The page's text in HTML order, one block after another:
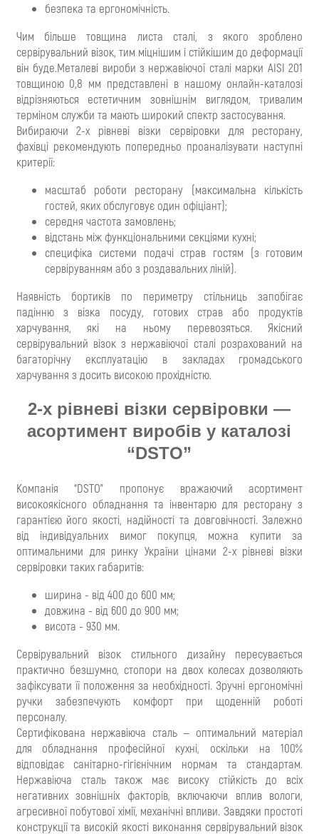
безпека та ергономічність.
Чим більше товщина листа сталі, з якого зроблено
сервірувальний візок, тим міцнішим і стійкішим до деформації
він буде.Металеві вироби з нержавіючої сталі марки AISI 201
товщиною 0,8 мм представлені в нашому онлайн-каталозі
відрізняються естетичним зовнішнім виглядом, тривалим
терміном служби та мають широкий спектр застосування.
Вибираючи 2-х рівневі візки сервіровки для ресторану,
фахівці рекомендують попередньо проаналізувати наступні
критерії:
масштаб роботи ресторану (максимальна кількість
гостей, яких обслуговує один офіціант);
середня частота замовлень;
відстань між функціональними секціями кухні;
специфіка системи подачі страв гостям (з готовим
сервіруванням або з роздавальних ліній).
Наявність бортиків по периметру стільниць запобігає
падінню з візка посуду, готових страв або продуктів
харчування, які на ньому перевозяться. Якісний
сервірувальний візок з нержавіючої сталі розрахований на
багаторічну експлуатацію в закладах громадського
харчування з досить високою прохідністю.
2-х рівневі візки сервіровки —
асортимент виробів у каталозі
“DSTO”
Компанія “DSTO” пропонує вражаючий асортимент
високоякісного обладнання та інвентарю для ресторану з
гарантією його якості, надійності та довговічності. Залежно
від індивідуальних вимог покупця, можна купити за
оптимальними для ринку України цінами 2-х рівневі візки
сервіровки таких габаритів:
ширина - від 400 до 600 мм;
довжина - від 600 до 900 мм;
висота - 930 мм.
Сервірувальний візок стильного дизайну пересувається
практично безшумно, стопори на двох колесах дозволяють
зафіксувати її положення за необхідності. Зручні ергономічні
ручки забезпечують комфорт при щоденній роботі
персоналу.
Сертифікована нержавіюча сталь — оптимальний матеріал
для обладнання професійної кухні, оскільки на 100%
відповідає санітарно-гігієнічним нормам та стандартам.
Нержавіюча сталь також має високу стійкість до всіх
негативних зовнішніх факторів, включаючи вплив вологи,
агресивної побутової хімії, механічні впливи. Завдяки простоті
конструкції та високій якості виконання сервірувальний візок